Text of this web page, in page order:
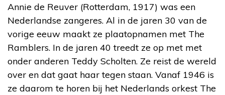
Annie de Reuver (Rotterdam, 1917) was een
Nederlandse zangeres. Al in de jaren 30 van de
vorige eeuw maakt ze plaatopnamen met The
Ramblers. In de jaren 40 treedt ze op met met
onder anderen Teddy Scholten. Ze reist de wereld
over en dat gaat haar tegen staan. Vanaf 1946 is
ze daarom te horen bij het Nederlands orkest The